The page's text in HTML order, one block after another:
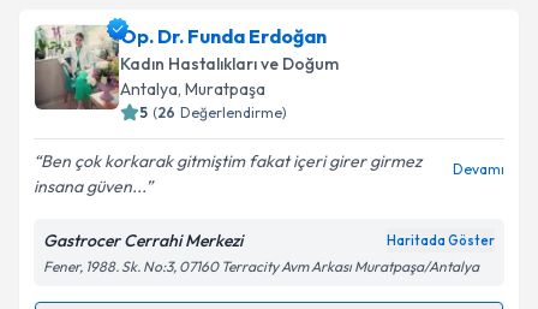
Takvim Talebini Gönder
Uzm. Dr. Şükrü Mavunacıoğluiçin randevu takvimi
talebi oluşturun. Size bu uzmandan randevu almanız
için bir takvim hazırlandığında e-posta ile
bilgilendireceğiz.
E-posta Adresiniz
Kişisel verilerimin işlenmesine ilişkinAydınlatma
Metni'ni okudum ve kişisel verilerimin belirtilen
Op. Dr. Funda Erdoğan
Kadın Hastalıkları ve Doğum
Antalya, Muratpaşa
5 (26 Değerlendirme)
Ben çok korkarak gitmiştim fakat içeri girer girmez
insana güven...
Devamı
Gastrocer Cerrahi Merkezi Haritada Göster
Fener, 1988. Sk. No:3, 07160 Terracity Avm Arkası Muratpaşa/Antalya